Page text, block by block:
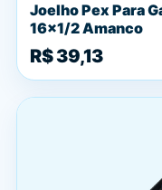
Joelho Pex Para
16x1/2 Amanco
R$ 39,13